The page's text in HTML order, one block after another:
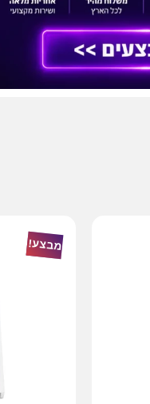
מבצע!